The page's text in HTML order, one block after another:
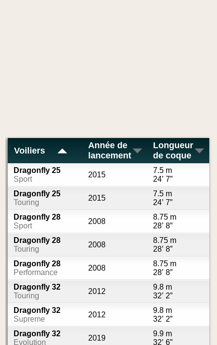
Voiliers
Année de
lancement
Longueur
de coque
Dragonfly 25
Sport
2015
7.5 m
24’ 7”
Dragonfly 25
Touring
2015
7.5 m
24’ 7”
Dragonfly 28
Sport
2008
8.75 m
28’ 8”
Dragonfly 28
Touring
2008
8.75 m
28’ 8”
Dragonfly 28
Performance
2008
8.75 m
28’ 8”
Dragonfly 32
Touring
2012
9.8 m
32’ 2”
Dragonfly 32
Supreme
2012
9.8 m
32’ 2”
Dragonfly 32
Evolution
2019
9.9 m
32’ 6”